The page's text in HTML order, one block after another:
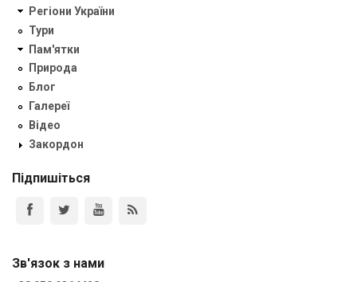
Регіони України
Тури
Пам'ятки
Природа
Блог
Галереї
Відео
Закордон
Підпишіться
Зв'язок з нами